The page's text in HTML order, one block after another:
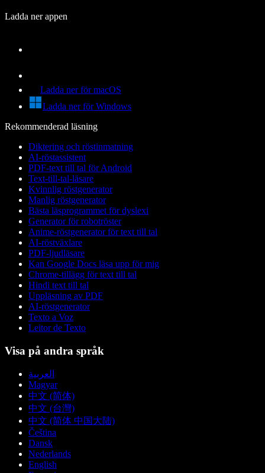
Ladda ner appen
Ladda ner för macOS
Ladda ner för Windows
Rekommenderad läsning
Diktering och röstinmatning
AI-röstassistent
PDF-text till tal för Android
Text-till-tal-läsare
Kvinnlig röstgenerator
Manlig röstgenerator
Bästa läsprogrammet för dyslexi
Generator för robotröster
Anime-röstgenerator för text till tal
AI-röstväxlare
PDF-ljudläsare
Kan Google Docs läsa upp för mig
Chrome-tillägg för text till tal
Hindi text till tal
Uppläsning av PDF
AI-röstgenerator
Texto a Voz
Leitor de Texto
Visa på andra språk
العربية
Magyar
中文 (简体)
中文 (台灣)
中文 (简体 中国大陆)
Čeština
Dansk
Nederlands
English